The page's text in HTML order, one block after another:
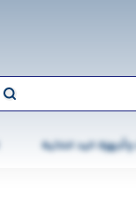
اليد الذكية